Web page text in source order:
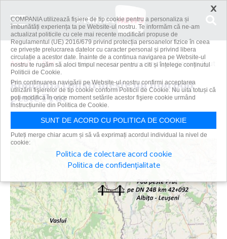
Acasă Știri România construieşte un nou pod peste Prut
România construieşte un nou pod
peste Prut
Primanews | 21 feb 2025
×
COMPANIA utilizează fişiere de tip cookie pentru a personaliza și
îmbunătăți experiența ta pe Website-ul nostru. Te informăm că ne-am
actualizat politicile cu cele mai recente modificări propuse de
Regulamentul (UE) 2016/679 privind protecția persoanelor fizice în ceea
ce privește prelucrarea datelor cu caracter personal și privind libera
circulație a acestor date. Înainte de a continua navigarea pe Website-ul
nostru te rugăm să aloci timpul necesar pentru a citi și înțelege conținutul
Politicii de Cookie.
Prin continuarea navigării pe Website-ul nostru confirmi acceptarea
utilizării fişierelor de tip cookie conform Politicii de Cookie. Nu uita totuși că
poți modifica în orice moment setările acestor fişiere cookie urmând
instrucțiunile din Politica de Cookie.
SUNT DE ACORD CU POLITICA DE COOKIE
Puteți merge chiar acum și să vă exprimați acordul individual la nivel de
cookie:
Politica de colectare acord cookie
Politica de confidențialitate